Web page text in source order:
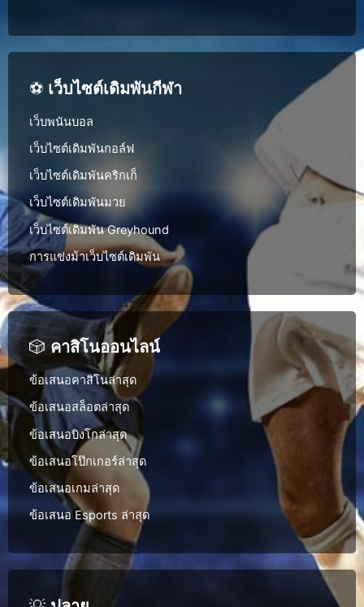
⚽ เว็บไซต์เดิมพันกีฬา
เว็บพนันบอล
เว็บไซต์เดิมพันกอล์ฟ
เว็บไซต์เดิมพันคริกเก็
เว็บไซต์เดิมพันมวย
เว็บไซต์เดิมพัน Greyhound
การแข่งม้าเว็บไซต์เดิมพัน
🎲คาสิโนออนไลน์
ข้อเสนอคาสิโนล่าสุด
ข้อเสนอสล็อตล่าสุด
ข้อเสนอบิงโกล่าสุด
ข้อเสนอโป๊กเกอร์ล่าสุด
ข้อเสนอเกมล่าสุด
ข้อเสนอ Esports ล่าสุด